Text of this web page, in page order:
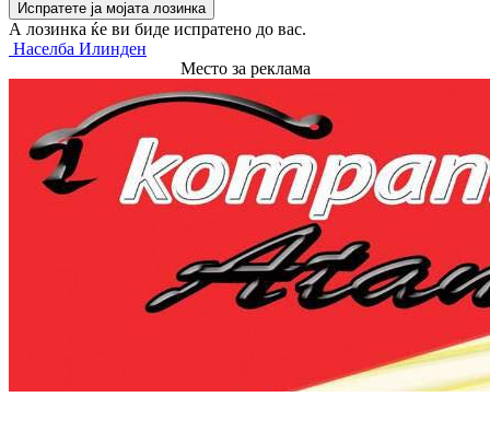
А лозинка ќе ви биде испратено до вас.
Населба Илинден
Место за реклама